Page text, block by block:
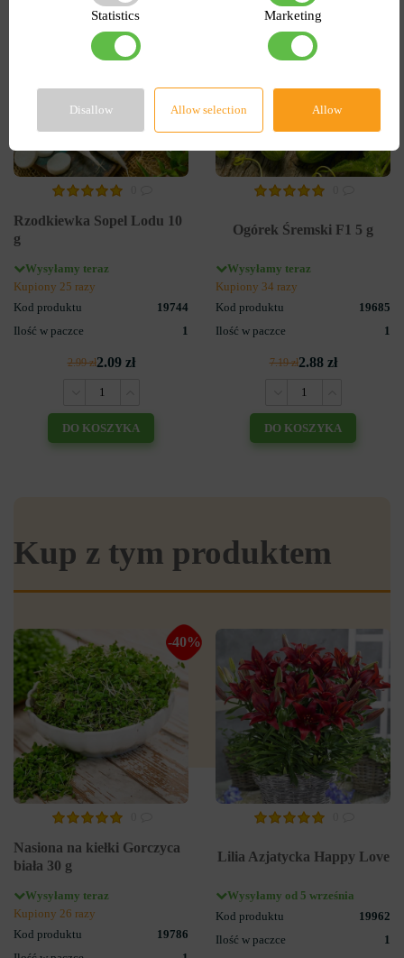
Rzodkiewka Sopel Lodu 10
g
Wysyłamy teraz
Kupiony 25 razy
Kod produktu
19744
Ilość w paczce
1
2.99 zł2.09 zł
DO KOSZYKA
Ogórek Śremski F1 5 g
Wysyłamy teraz
Kupiony 34 razy
Kod produktu
19685
Ilość w paczce
1
7.19 zł2.88 zł
DO KOSZYKA
Kup z tym produktem
-40%
Nasiona na kiełki Gorczyca
biała 30 g
Wysyłamy teraz
Kupiony 26 razy
Kod produktu
19786
Lilia Azjatycka Happy Love
Wysyłamy od 5 września
Kod produktu
19962
Ilość w paczce
1
Statistics Marketing
Disallow Allow selection Allow